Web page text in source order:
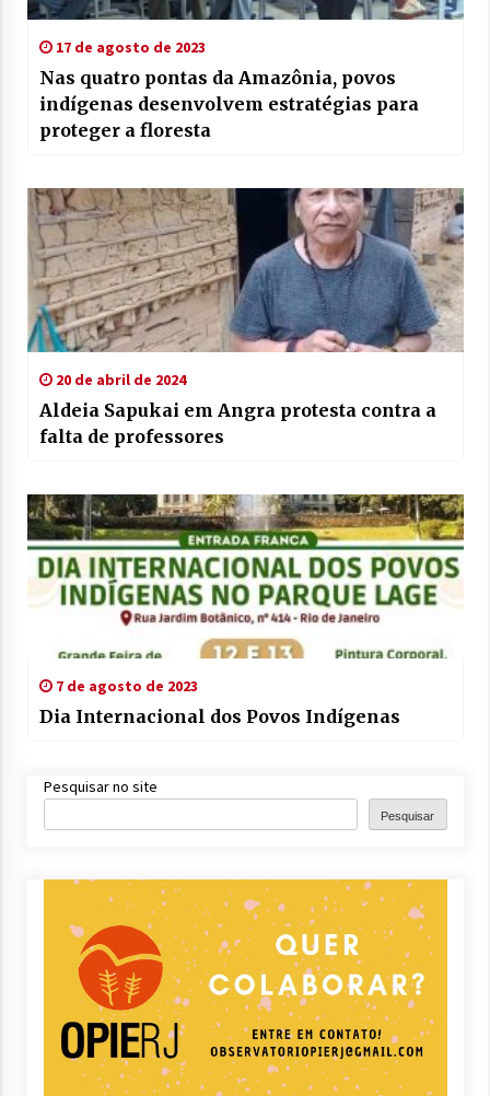
17 de agosto de 2023
Nas quatro pontas da Amazônia, povos
indígenas desenvolvem estratégias para
proteger a floresta
20 de abril de 2024
Aldeia Sapukai em Angra protesta contra a
falta de professores
7 de agosto de 2023
Dia Internacional dos Povos Indígenas
Pesquisar no site
Pesquisar